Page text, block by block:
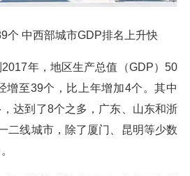
个 中西部城市GDP排名上升快
年，地区生产总值（GDP）50
增至39个，比上年增加4个。其中
达到了8个之多，广东、山东和浙
二线城市，除了厦门、昆明等少数